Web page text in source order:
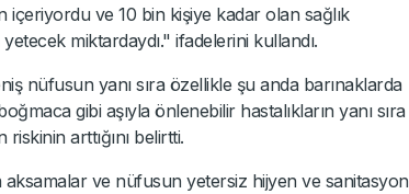
ve 10 bin kişiye kadar olan sağlık
miktardaydı." ifadelerini kullandı.
nüfusun yanı sıra özellikle şu anda barınaklarda
gibi aşıyla önlenebilir hastalıkların yanı sıra
arttığını belirtti.
ve nüfusun yetersiz hijyen ve sanitasyon